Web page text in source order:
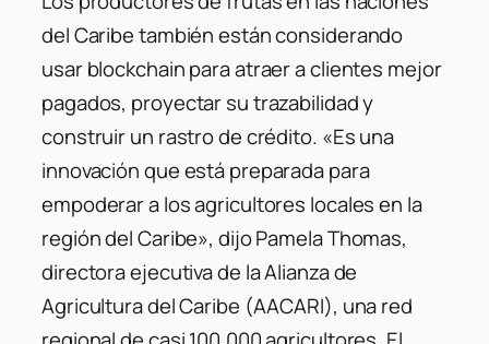
del Caribe también están considerando
usar blockchain para atraer a clientes mejor
pagados, proyectar su trazabilidad y
construir un rastro de crédito. «Es una
innovación que está preparada para
empoderar a los agricultores locales en la
región del Caribe», dijo Pamela Thomas,
directora ejecutiva de la Alianza de
Agricultura del Caribe (AACARI), una red